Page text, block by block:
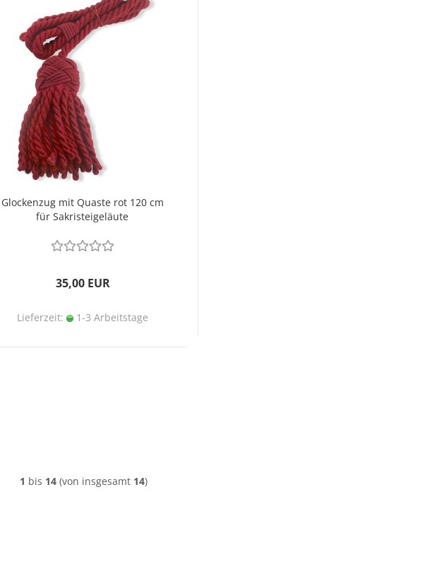
Glockenzug mit Quaste rot 120 cm
für Sakristeigeläute
35,00 EUR
Lieferzeit: 1-3 Arbeitstage
1 bis 14(von insgesamt 14)